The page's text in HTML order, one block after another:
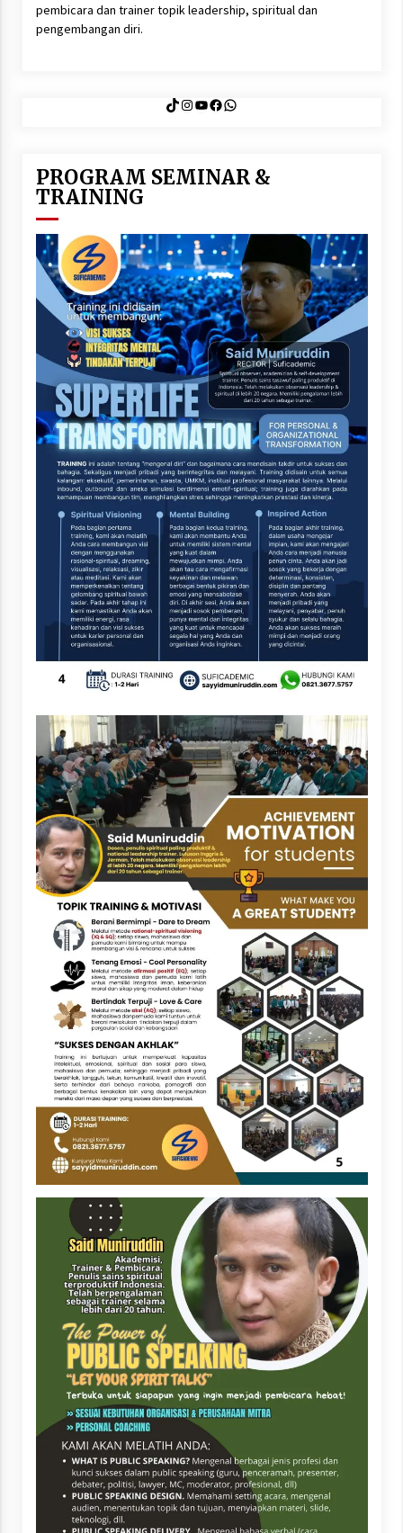
pembicara dan trainer topik leadership, spiritual dan
pengembangan diri.
TikTok
Instagram
YouTube
Facebook
WhatsApp
PROGRAM SEMINAR &
TRAINING